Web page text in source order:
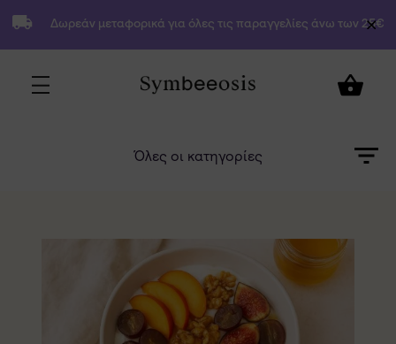
Δωρεάν μεταφορικά για όλες τις παραγγελίες άνω των 25€
Όλες οι κατηγορίες